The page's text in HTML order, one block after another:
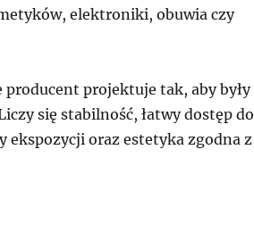
elektroniki, obuwia czy
projektuje tak, aby były
się stabilność, łatwy dostęp do
oraz estetyka zgodna z